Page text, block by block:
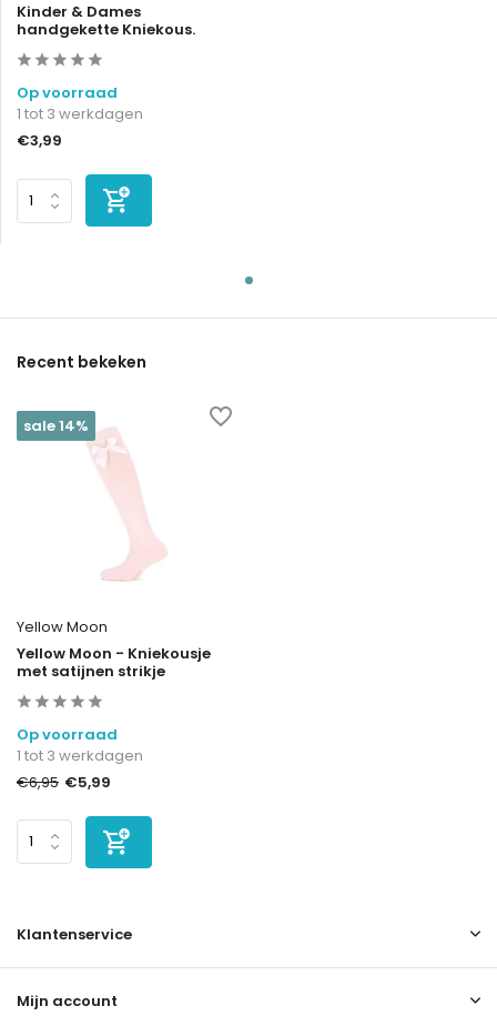
Kinder & Dames
handgekette Kniekous.
Op voorraad
1 tot 3 werkdagen
€3,99
Recent bekeken
sale 14%
Yellow Moon
Yellow Moon - Kniekousje
met satijnen strikje
Op voorraad
1 tot 3 werkdagen
€6,95 €5,99
Klantenservice
Mijn account